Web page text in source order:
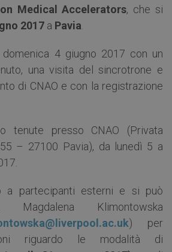
Medical Accelerators, che si
2017 a Pavia
4 giugno 2017 con un
una visita del sincrotrone e
di CNAO e con la registrazione
tenute presso CNAO (Privata
– 27100 Pavia), da lunedì 5 a
a partecipanti esterni e si può
Magdalena Klimontowska
) per
riguardo le modalità di